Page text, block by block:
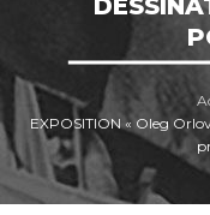
EXPOSITION « Oleg